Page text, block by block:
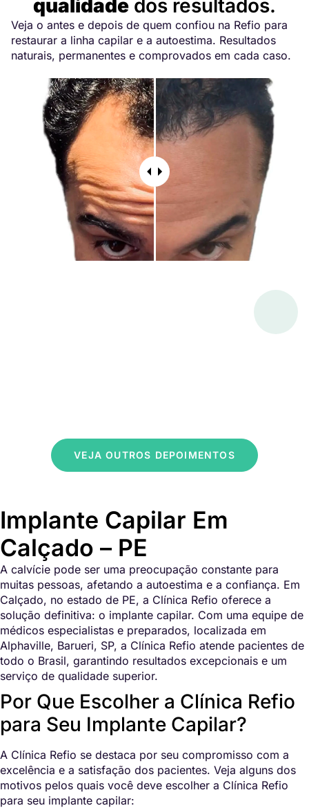
qualidade dos resultados.
Veja o antes e depois de quem confiou na Refio para
restaurar a linha capilar e a autoestima. Resultados
naturais, permanentes e comprovados em cada caso.
VEJA OUTROS DEPOIMENTOS
Implante Capilar Em
Calçado – PE
A calvície pode ser uma preocupação constante para
muitas pessoas, afetando a autoestima e a confiança. Em
Calçado, no estado de PE, a Clínica Refio oferece a
solução definitiva: o implante capilar. Com uma equipe de
médicos especialistas e preparados, localizada em
Alphaville, Barueri, SP, a Clínica Refio atende pacientes de
todo o Brasil, garantindo resultados excepcionais e um
serviço de qualidade superior.
Por Que Escolher a Clínica Refio
para Seu Implante Capilar?
A Clínica Refio se destaca por seu compromisso com a
excelência e a satisfação dos pacientes. Veja alguns dos
motivos pelos quais você deve escolher a Clínica Refio
para seu implante capilar: